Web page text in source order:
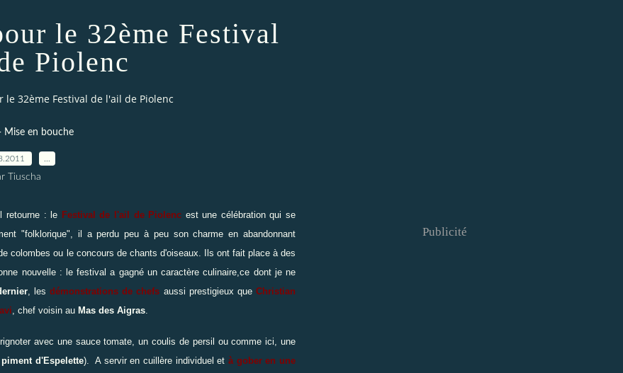
le 32ème Festival
Piolenc
32ème Festival de l'ail de Piolenc
Mise en bouche
Tiuscha
retourne : le Festival de l'ail de Piolenc est une célébration qui se
"folklorique", il a perdu peu à peu son charme en abandonnant
colombes ou le concours de chants d'oiseaux. Ils ont fait place à des
nouvelle : le festival a gagné un caractère culinaire,ce dont je ne
, lesdémonstrations de chefs aussi prestigieux queChristian
, chef voisin au Mas des Aigras
avec une sauce tomate, un coulis de persil ou comme ici, une
d'Espelette). A servir en cuillère individuel et à gober en une
Publicité